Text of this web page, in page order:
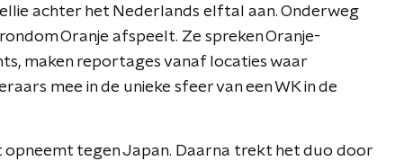
achter het Nederlands elftal aan. Onderweg
Oranje afspeelt. Ze spreken Oranje-
maken reportages vanaf locaties waar
mee in de unieke sfeer van een WK in de
opneemt tegen Japan. Daarna trekt het duo door